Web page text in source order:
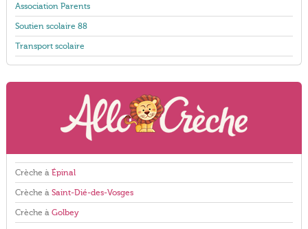
Association Parents
Soutien scolaire 88
Transport scolaire
Crèche à Épinal
Crèche à Saint-Dié-des-Vosges
Crèche à Golbey